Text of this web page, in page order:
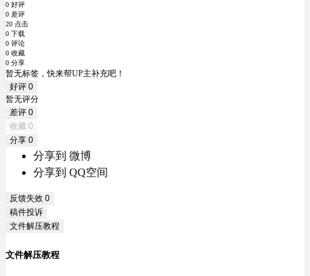
0 好评
0 差评
20 点击
0 下载
0 评论
0 收藏
0 分享
暂无标签，快来帮UP主补充吧！
好评 0
暂无评分
差评 0
收藏 0
分享 0
分享到 微博
分享到 QQ空间
反馈失效 0
稿件投诉
文件解压教程
文件解压教程